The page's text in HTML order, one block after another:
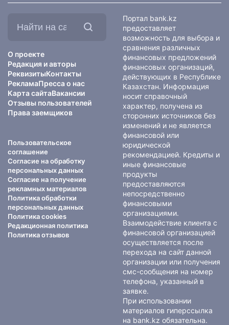
О проекте
Редакция и авторы
РеквизитыКонтакты
РекламаПресса о нас
Карта сайтаВакансии
Отзывы пользователей
Права заемщиков
Пользовательское
соглашение
Согласие на обработку
персональных данных
Согласие на получение
рекламных материалов
Политика обработки
персональных данных
Политика cookies
Редакционная политика
Политика отзывов
Портал bank.kz
предоставляет
возможность для выбора и
сравнения различных
финансовых предложений
финансовых организаций,
действующих в Республике
Казахстан. Информация
носит справочный
характер, получена из
сторонних источников без
изменений и не является
финансовой или
юридической
рекомендацией. Кредиты и
иные финансовые
продукты
предоставляются
непосредственно
финансовыми
организациями.
Взаимодействие клиента с
финансовой организацией
осуществляется после
перехода на сайт данной
организации или получения
смс-сообщения на номер
телефона, указанный в
заявке.
При использовании
материалов гиперссылка
на bank.kz обязательна.